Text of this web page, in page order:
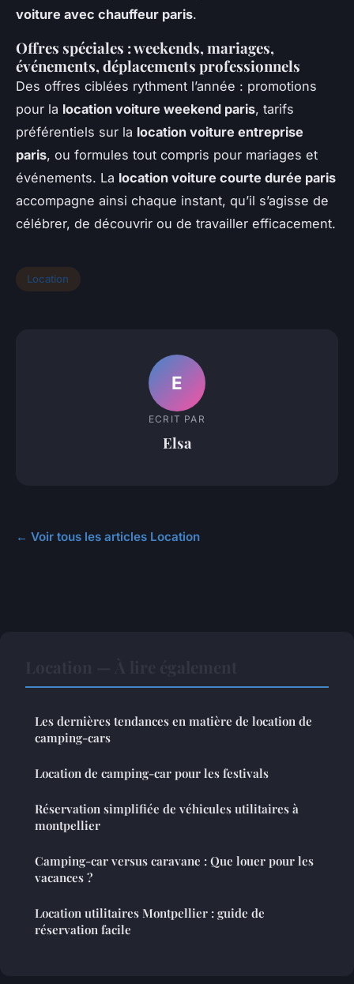
voiture avec chauffeur paris.
Offres spéciales : weekends, mariages,
événements, déplacements professionnels
Des offres ciblées rythment l’année : promotions
pour la location voiture weekend paris, tarifs
préférentiels sur la location voiture entreprise
paris, ou formules tout compris pour mariages et
événements. La location voiture courte durée paris
accompagne ainsi chaque instant, qu’il s’agisse de
célébrer, de découvrir ou de travailler efficacement.
Location
E
ECRIT PAR
Elsa
← Voir tous les articles Location
Les dernières tendances en matière de location de
camping-cars
Location de camping-car pour les festivals
Réservation simplifiée de véhicules utilitaires à
montpellier
Camping-car versus caravane : Que louer pour les
vacances ?
Location utilitaires Montpellier : guide de
réservation facile